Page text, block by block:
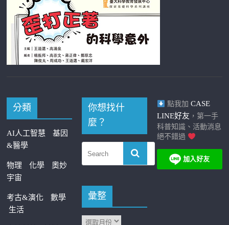
分類
AI人工智慧
基因
&醫學
物理 化學
奧妙
宇宙
考古&演化
數學
生活
你想找什
麼？
彙整
點我加 CASE
LINE好友 ，第一手
科普知識、活動消息
絕不錯過